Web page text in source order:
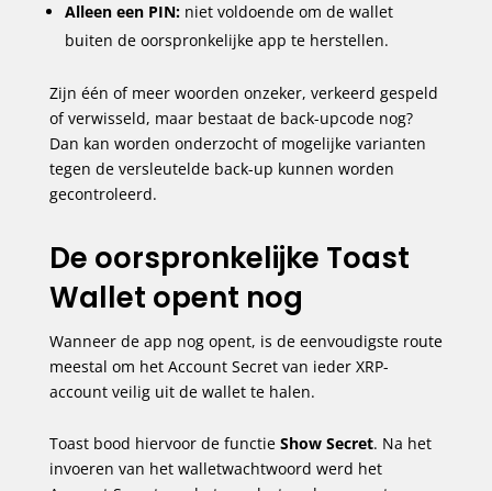
Alleen een PIN:niet voldoende om de wallet
buiten de oorspronkelijke app te herstellen.
Zijn één of meer woorden onzeker, verkeerd gespeld
of verwisseld, maar bestaat de back-upcode nog?
Dan kan worden onderzocht of mogelijke varianten
tegen de versleutelde back-up kunnen worden
gecontroleerd.
De oorspronkelijke Toast
Wallet opent nog
Wanneer de app nog opent, is de eenvoudigste route
meestal om het Account Secret van ieder XRP-
account veilig uit de wallet te halen.
Toast bood hiervoor de functie Show Secret. Na het
invoeren van het walletwachtwoord werd het